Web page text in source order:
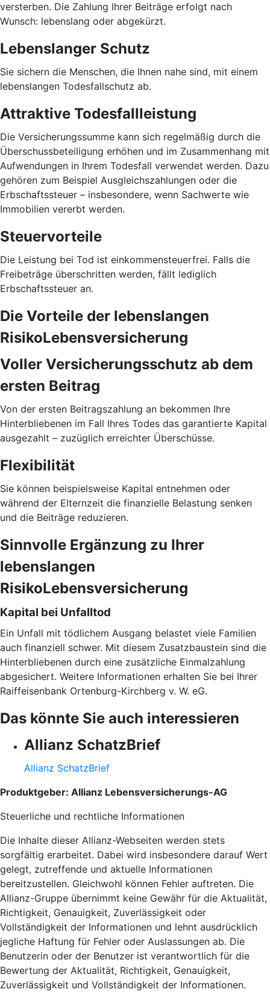
versterben. Die Zahlung Ihrer Beiträge erfolgt nach
Wunsch: lebenslang oder abgekürzt.
Lebenslanger Schutz
Sie sichern die Menschen, die Ihnen nahe sind, mit einem
lebenslangen Todesfallschutz ab.
Attraktive Todesfallleistung
Die Versicherungssumme kann sich regelmäßig durch die
Überschussbeteiligung erhöhen und im Zusammenhang mit
Aufwendungen in Ihrem Todesfall verwendet werden. Dazu
gehören zum Beispiel Ausgleichszahlungen oder die
Erbschaftssteuer – insbesondere, wenn Sachwerte wie
Immobilien vererbt werden.
Steuervorteile
Die Leistung bei Tod ist einkommensteuerfrei. Falls die
Freibeträge überschritten werden, fällt lediglich
Erbschaftssteuer an.
Die Vorteile der lebenslangen
RisikoLebensversicherung
Voller Versicherungs­schutz ab dem
ersten Beitrag
Von der ersten Beitragszahlung an bekommen Ihre
Hinterbliebenen im Fall Ihres Todes das garantierte Kapital
ausgezahlt – zuzüglich erreichter Überschüsse.
Flexibilität
Sie können beispielsweise Kapital entnehmen oder
während der Elternzeit die finanzielle Belastung senken
und die Beiträge reduzieren.
Sinnvolle Ergänzung zu Ihrer
lebenslangen
RisikoLebensversicherung
Kapital bei Unfalltod
Ein Unfall mit tödlichem Ausgang belastet viele Familien
auch finanziell schwer. Mit diesem Zusatzbaustein sind die
Hinterbliebenen durch eine zusätzliche Einmalzahlung
abgesichert. Weitere Informationen erhalten Sie bei Ihrer
Raiffeisenbank Ortenburg-Kirchberg v. W. eG.
Das könnte Sie auch interessieren
Allianz SchatzBrief
Allianz SchatzBrief
Produktgeber: Allianz Lebensversicherungs-AG
Steuerliche und rechtliche Informationen
Die Inhalte dieser Allianz-Webseiten werden stets
sorgfältig erarbeitet. Dabei wird insbesondere darauf Wert
gelegt, zutreffende und aktuelle Informationen
bereitzustellen. Gleichwohl können Fehler auftreten. Die
Allianz-Gruppe übernimmt keine Gewähr für die Aktualität,
Richtigkeit, Genauigkeit, Zuverlässigkeit oder
Vollständigkeit der Informationen und lehnt ausdrücklich
jegliche Haftung für Fehler oder Auslassungen ab. Die
Benutzerin oder der Benutzer ist verantwortlich für die
Bewertung der Aktualität, Richtigkeit, Genauigkeit,
Zuverlässigkeit und Vollständigkeit der Informationen.